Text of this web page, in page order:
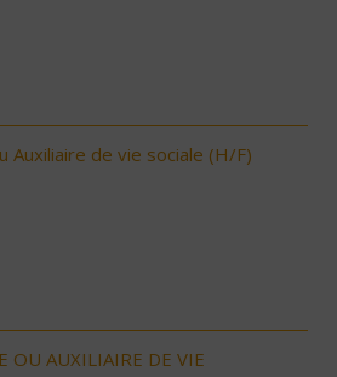
Auxiliaire de vie sociale (H/F)
OU AUXILIAIRE DE VIE